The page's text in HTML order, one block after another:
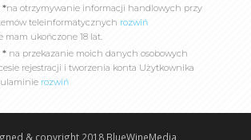
*na otrzymywanie informacji handlowych przy
teleinformatycznych rozwiń
mam ukończone 18 lat.
* na przekazanie moich danych osobowych
rejestracji i tworzenia konta Użytkownika
rozwiń
& copyright 2018 BlueWineMedia